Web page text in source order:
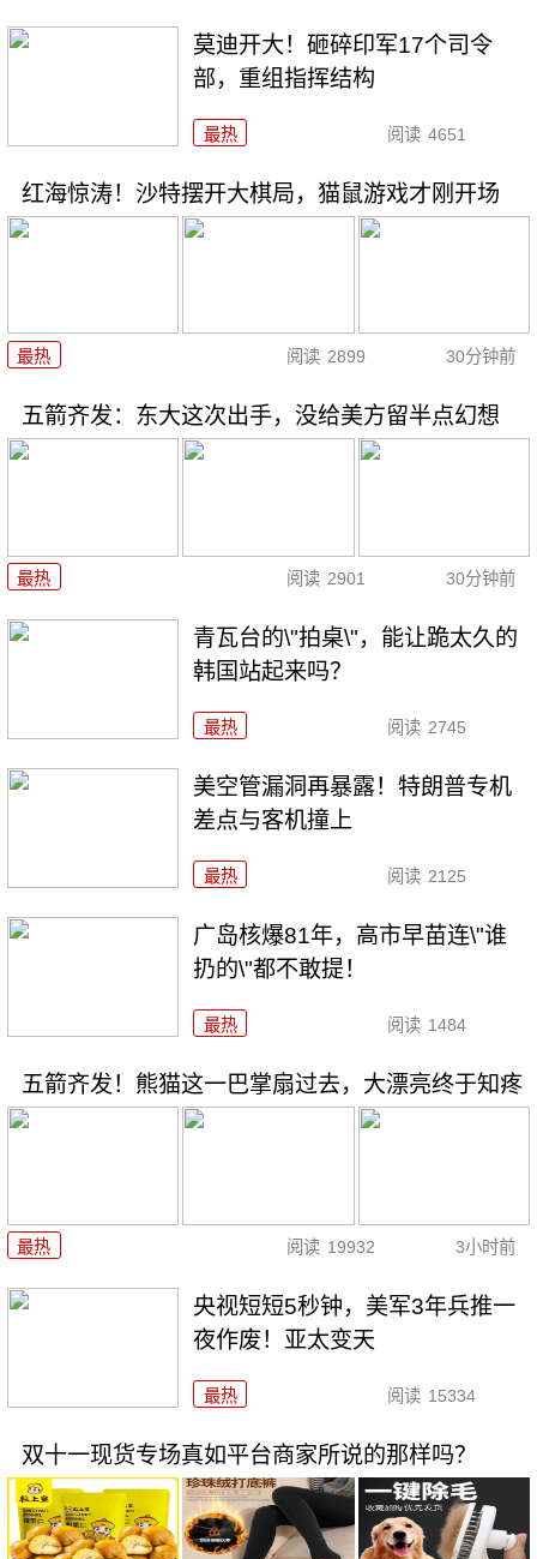
莫迪开大！砸碎印军17个司令
部，重组指挥结构
最热 阅读 4651
红海惊涛！沙特摆开大棋局，猫鼠游戏才刚开场
最热 阅读 2899 30分钟前
五箭齐发：东大这次出手，没给美方留半点幻想
最热 阅读 2901 30分钟前
青瓦台的\"拍桌\"，能让跪太久的
韩国站起来吗？
最热 阅读 2745
美空管漏洞再暴露！特朗普专机
差点与客机撞上
最热 阅读 2125
广岛核爆81年，高市早苗连\"谁
扔的\"都不敢提！
最热 阅读 1484
五箭齐发！熊猫这一巴掌扇过去，大漂亮终于知疼
最热 阅读 19932 3小时前
央视短短5秒钟，美军3年兵推一
夜作废！亚太变天
最热 阅读 15334
双十一现货专场真如平台商家所说的那样吗？